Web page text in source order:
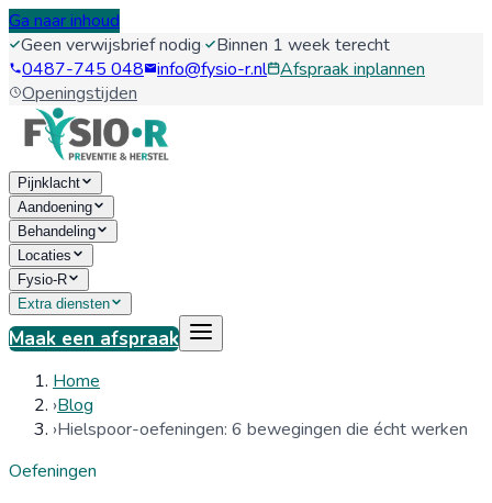
Ga naar inhoud
Geen verwijsbrief nodig· Binnen 1 week terecht
0487-745 048 info@fysio-r.nl Afspraak inplannen
Openingstijden
Pijnklacht
Aandoening
Behandeling
Locaties
Fysio-R
Extra diensten
Maak een afspraak
Home
›Blog
›Hielspoor-oefeningen: 6 bewegingen die écht werken
Oefeningen